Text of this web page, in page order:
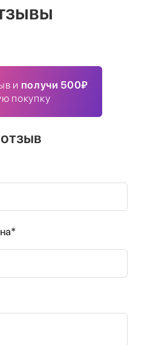
и получи 500₽
покупку